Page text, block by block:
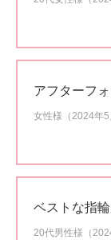
アフターフ
女性様（2024年5
ベストな指
20代男性様（